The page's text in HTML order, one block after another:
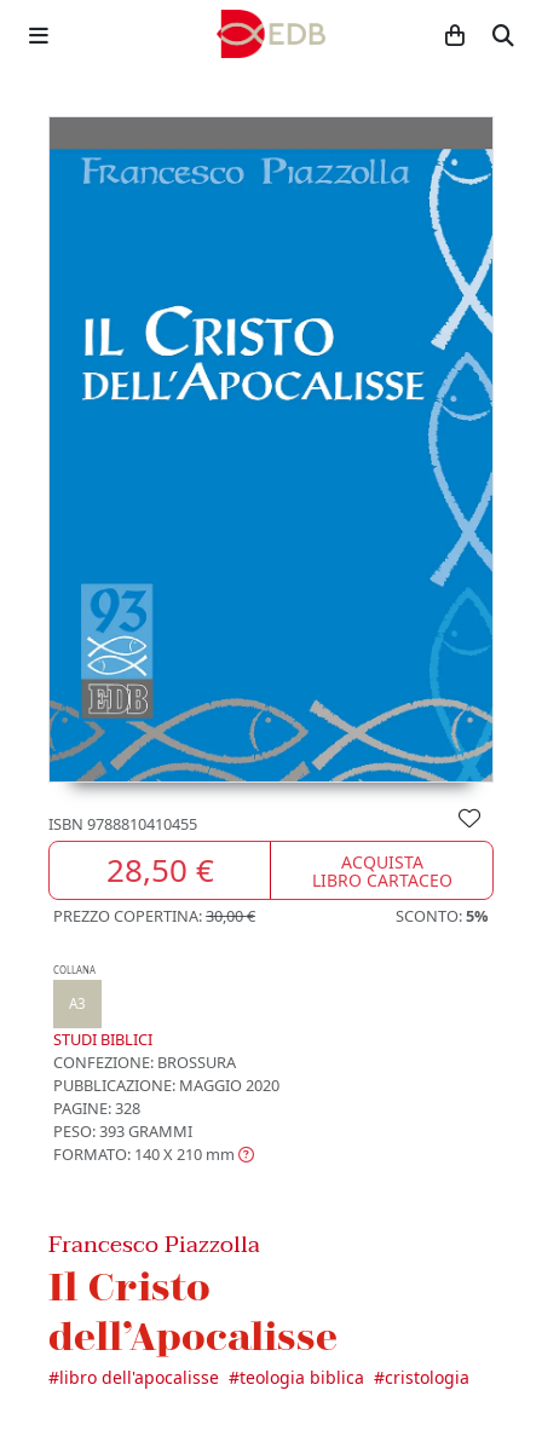
ISBN 9788810410455
28,50 € ACQUISTA
LIBRO CARTACEO
PREZZO COPERTINA:30,00 € SCONTO:5%
COLLANA
A3
STUDI BIBLICI
CONFEZIONE: BROSSURA
PUBBLICAZIONE: MAGGIO 2020
PAGINE: 328
PESO: 393 GRAMMI
FORMATO: 140 X 210 mm
Francesco Piazzolla
Il Cristo
dell’Apocalisse
#libro dell'apocalisse #teologia biblica #cristologia